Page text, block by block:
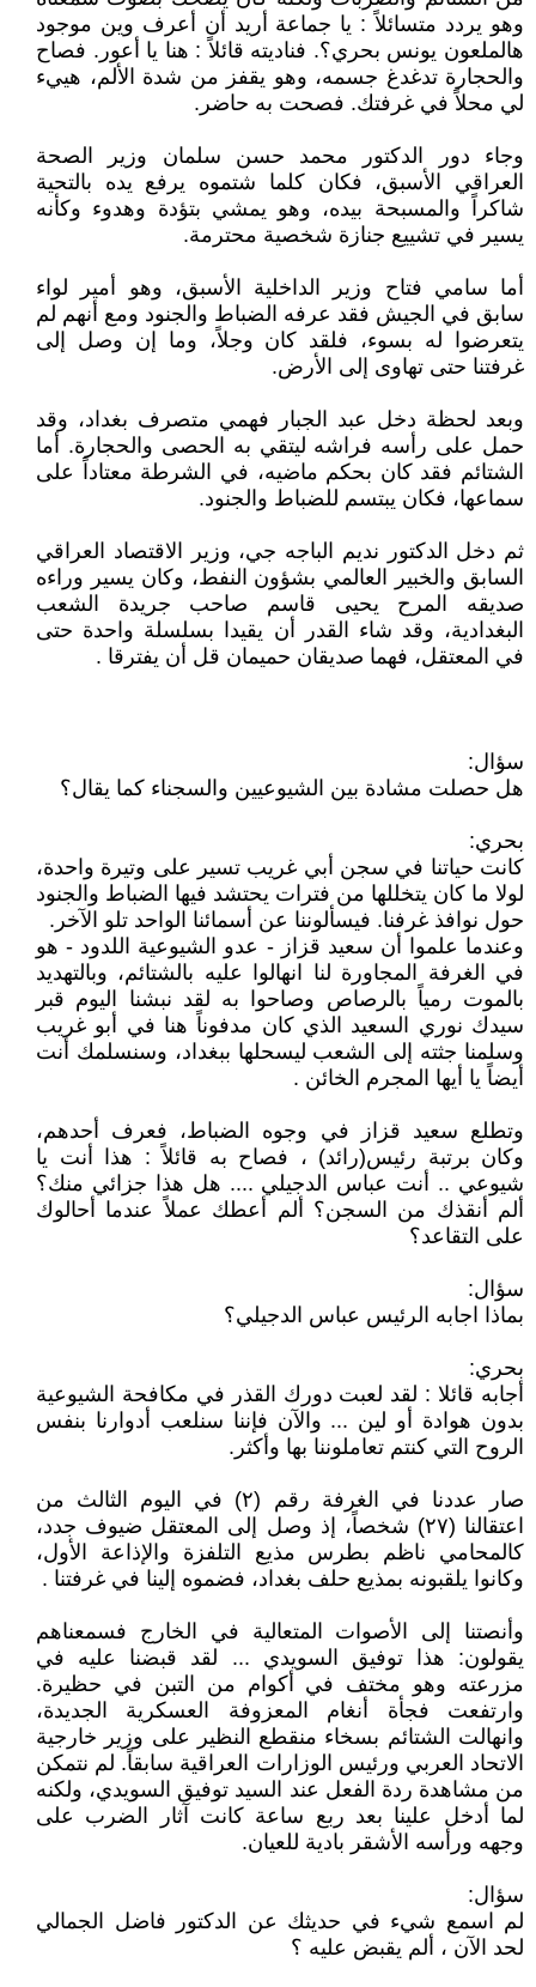
وهو يردد متسائلاً : يا جماعة أريد أن أعرف وين موجود
هالملعون يونس بحري؟. فناديته قائلاً : هنا يا أعور. فصاح
والحجارة تدغدغ جسمه، وهو يقفز من شدة الألم، هييء
لي محلاً في غرفتك. فصحت به حاضر.
وجاء دور الدكتور محمد حسن سلمان وزير الصحة
العراقي الأسبق، فكان كلما شتموه يرفع يده بالتحية
شاكراً والمسبحة بيده، وهو يمشي بتؤدة وهدوء وكأنه
يسير في تشييع جنازة شخصية محترمة.
أما سامي فتاح وزير الداخلية الأسبق، وهو أمير لواء
سابق في الجيش فقد عرفه الضباط والجنود ومع أنهم لم
يتعرضوا له بسوء، فلقد كان وجلاً، وما إن وصل إلى
غرفتنا حتى تهاوى إلى الأرض.
وبعد لحظة دخل عبد الجبار فهمي متصرف بغداد، وقد
حمل على رأسه فراشه ليتقي به الحصى والحجارة. أما
الشتائم فقد كان بحكم ماضيه، في الشرطة معتاداً على
سماعها، فكان يبتسم للضباط والجنود.
ثم دخل الدكتور نديم الباجه جي، وزير الاقتصاد العراقي
السابق والخبير العالمي بشؤون النفط، وكان يسير وراءه
صديقه المرح يحيى قاسم صاحب جريدة الشعب
البغدادية، وقد شاء القدر أن يقيدا بسلسلة واحدة حتى
في المعتقل، فهما صديقان حميمان قل أن يفترقا .
سؤال:
هل حصلت مشادة بين الشيوعيين والسجناء كما يقال؟
بحري:
كانت حياتنا في سجن أبي غريب تسير على وتيرة واحدة،
لولا ما كان يتخللها من فترات يحتشد فيها الضباط والجنود
حول نوافذ غرفنا. فيسألوننا عن أسمائنا الواحد تلو الآخر.
وعندما علموا أن سعيد قزاز - عدو الشيوعية اللدود - هو
في الغرفة المجاورة لنا انهالوا عليه بالشتائم، وبالتهديد
بالموت رمياً بالرصاص وصاحوا به لقد نبشنا اليوم قبر
سيدك نوري السعيد الذي كان مدفوناً هنا في أبو غريب
وسلمنا جثته إلى الشعب ليسحلها ببغداد، وسنسلمك أنت
أيضاً يا أيها المجرم الخائن .
وتطلع سعيد قزاز في وجوه الضباط، فعرف أحدهم،
وكان برتبة رئيس(رائد) ، فصاح به قائلاً : هذا أنت يا
شيوعي .. أنت عباس الدجيلي .... هل هذا جزائي منك؟
ألم أنقذك من السجن؟ ألم أعطك عملاً عندما أحالوك
على التقاعد؟
سؤال:
بماذا اجابه الرئيس عباس الدجيلي؟
بحري:
أجابه قائلا : لقد لعبت دورك القذر في مكافحة الشيوعية
بدون هوادة أو لين ... والآن فإننا سنلعب أدوارنا بنفس
الروح التي كنتم تعاملوننا بها وأكثر.
صار عددنا في الغرفة رقم (۲) في اليوم الثالث من
اعتقالنا (۲۷) شخصاً، إذ وصل إلى المعتقل ضيوف جدد،
كالمحامي ناظم بطرس مذيع التلفزة والإذاعة الأول،
وكانوا يلقبونه بمذيع حلف بغداد، فضموه إلينا في غرفتنا .
وأنصتنا إلى الأصوات المتعالية في الخارج فسمعناهم
يقولون: هذا توفيق السويدي ... لقد قبضنا عليه في
مزرعته وهو مختف في أكوام من التبن في حظيرة.
وارتفعت فجأة أنغام المعزوفة العسكرية الجديدة،
وانهالت الشتائم بسخاء منقطع النظير على وزير خارجية
الاتحاد العربي ورئيس الوزارات العراقية سابقاً. لم نتمكن
من مشاهدة ردة الفعل عند السيد توفيق السويدي، ولكنه
لما أدخل علينا بعد ربع ساعة كانت آثار الضرب على
وجهه ورأسه الأشقر بادية للعيان.
سؤال:
لم اسمع شيء في حديثك عن الدكتور فاضل الجمالي
لحد الآن ، ألم يقبض عليه ؟